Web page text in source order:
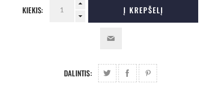
KIEKIS: Į KREPŠELĮ
DALINTIS: